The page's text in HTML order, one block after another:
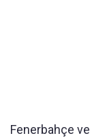
Fenerbahçe